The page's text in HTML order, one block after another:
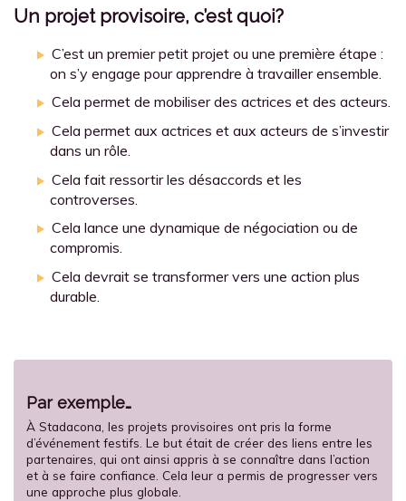
Un projet provisoire, c’est quoi?
C’est un premier petit projet ou une première étape :
on s’y engage pour apprendre à travailler ensemble.
Cela permet de mobiliser des actrices et des acteurs.
Cela permet aux actrices et aux acteurs de s’investir
dans un rôle.
Cela fait ressortir les désaccords et les
controverses.
Cela lance une dynamique de négociation ou de
compromis.
Cela devrait se transformer vers une action plus
durable.
Par exemple…
À Stadacona, les projets provisoires ont pris la forme
d’événement festifs. Le but était de créer des liens entre les
partenaires, qui ont ainsi appris à se connaître dans l’action
et à se faire confiance. Cela leur a permis de progresser vers
une approche plus globale.